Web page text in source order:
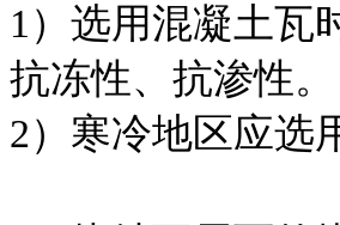
1）选用混凝土瓦
抗冻性、抗渗性。
2）寒冷地区应选